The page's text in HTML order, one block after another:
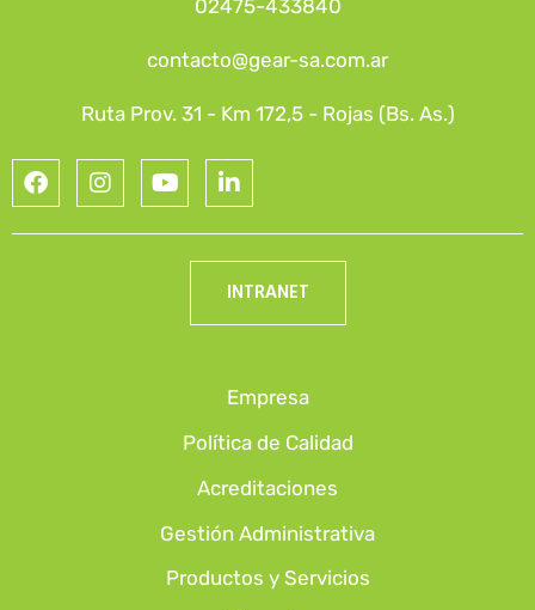
02475-433840
contacto@gear-sa.com.ar
Ruta Prov. 31 - Km 172,5 - Rojas (Bs. As.)
INTRANET
Empresa
Política de Calidad
Acreditaciones
Gestión Administrativa
Productos y Servicios